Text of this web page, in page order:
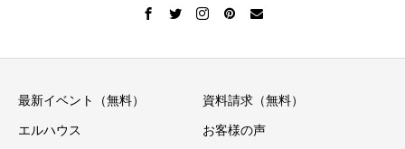
最新イベント（無料） 資料請求（無料）
エルハウス お客様の声